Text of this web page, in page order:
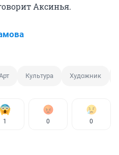
Аксинья.
Культура Художник
1 0 0